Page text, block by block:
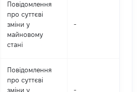
Повідомлення
про суттєві
зміни y
майновому
стані
-
Повідомлення
про суттєві
зміни y
-